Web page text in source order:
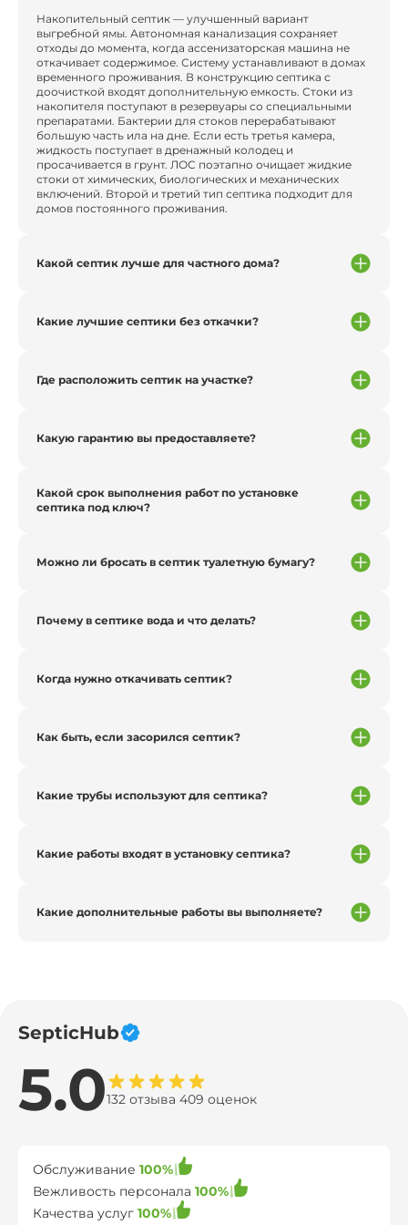
Накопительный септик — улучшенный вариант
выгребной ямы. Автономная канализация сохраняет
отходы до момента, когда ассенизаторская машина не
откачивает содержимое. Систему устанавливают в домах
временного проживания. В конструкцию септика с
доочисткой входят дополнительную емкость. Стоки из
накопителя поступают в резервуары со специальными
препаратами. Бактерии для стоков перерабатывают
большую часть ила на дне. Если есть третья камера,
жидкость поступает в дренажный колодец и
просачивается в грунт. ЛОС поэтапно очищает жидкие
стоки от химических, биологических и механических
включений. Второй и третий тип септика подходит для
домов постоянного проживания.
Какой септик лучше для частного дома?
Какие лучшие септики без откачки?
Где расположить септик на участке?
Какую гарантию вы предоставляете?
Какой срок выполнения работ по установке
септика под ключ?
Можно ли бросать в септик туалетную бумагу?
Почему в септике вода и что делать?
Когда нужно откачивать септик?
Как быть, если засорился септик?
Какие трубы используют для септика?
Какие работы входят в установку септика?
Какие дополнительные работы вы выполняете?
SepticHub
5.0132 отзыва 409 оценок
Обслуживание 100%
Вежливость персонала 100%
Качества услуг 100%